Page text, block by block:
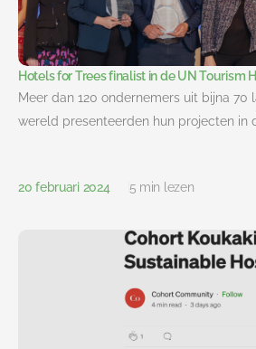
Hotels for Trees finalist in de UN Tourism
Meer dan 120 ondernemers uit bijna 70
wereld presenteerden hun projecten in
20 februari 2024 5 min lezen